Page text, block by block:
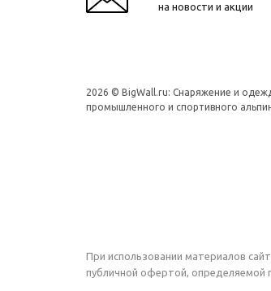
на новости и акции
2026 © BigWall.ru: Снаряжение и
промышленного и спортивного
При использовании материалов
публичной офертой, определяемой